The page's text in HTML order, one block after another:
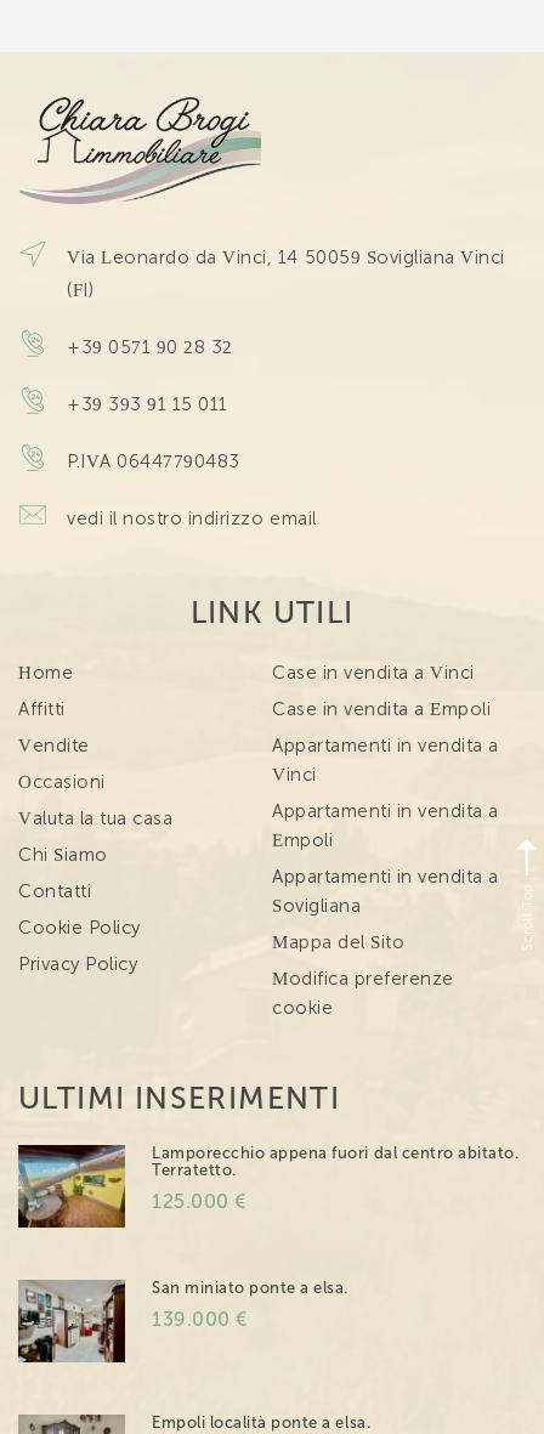
Via Leonardo da Vinci, 14 50059 Sovigliana Vinci
(FI)
+39 0571 90 28 32
+39 393 91 15 011
P.IVA 06447790483
vedi il nostro indirizzo email
LINK UTILI
Home
Affitti
Vendite
Occasioni
Valuta la tua casa
Chi Siamo
Contatti
Cookie Policy
Privacy Policy
Case in vendita a Vinci
Case in vendita a Empoli
Appartamenti in vendita a
Vinci
Appartamenti in vendita a
Empoli
Appartamenti in vendita a
Sovigliana
Mappa del Sito
Modifica preferenze
cookie
ULTIMI INSERIMENTI
Lamporecchio appena fuori dal centro abitato.
Terratetto.
125.000 €
San miniato ponte a elsa.
139.000 €
Empoli località ponte a elsa.
Scroll Top